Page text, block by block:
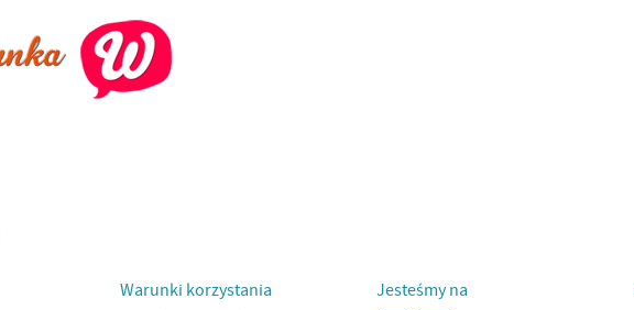
Warunki korzystania Jesteśmy na